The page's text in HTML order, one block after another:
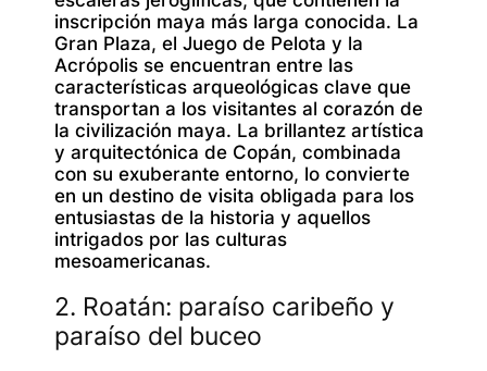
inscripción maya más larga conocida. La
Gran Plaza, el Juego de Pelota y la
Acrópolis se encuentran entre las
características arqueológicas clave que
transportan a los visitantes al corazón de
la civilización maya. La brillantez artística
y arquitectónica de Copán, combinada
con su exuberante entorno, lo convierte
en un destino de visita obligada para los
entusiastas de la historia y aquellos
intrigados por las culturas
mesoamericanas.
2. Roatán: paraíso caribeño y
paraíso del buceo